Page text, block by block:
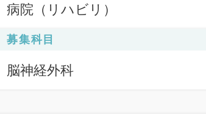
病院（リハビリ）
募集科目
脳神経外科